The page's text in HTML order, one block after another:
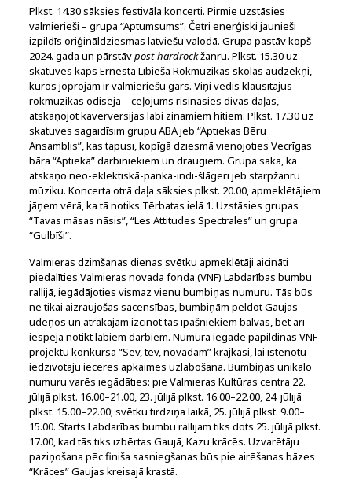
Plkst. 14.30 sāksies festivāla koncerti. Pirmie uzstāsies
valmierieši – grupa “Aptumsums”. Četri enerģiski jaunieši
izpildīs oriģināldziesmas latviešu valodā. Grupa pastāv kopš
2024. gada un pārstāvpost-hardrockžanru. Plkst. 15.30 uz
skatuves kāps Ernesta Lībieša Rokmūzikas skolas audzēkņi,
kuros joprojām ir valmieriešu gars. Viņi vedīs klausītājus
rokmūzikas odisejā – ceļojums risināsies divās daļās,
atskaņojot kaverversijas labi zināmiem hitiem. Plkst. 17.30 uz
skatuves sagaidīsim grupu ABA jeb “Aptiekas Bēru
Ansamblis”, kas tapusi, kopīgā dziesmā vienojoties Vecrīgas
bāra “Aptieka” darbiniekiem un draugiem. Grupa saka, ka
atskaņo neo-eklektiskā-panka-indi-šlāgeri jeb starpžanru
mūziku. Koncerta otrā daļa sāksies plkst. 20.00, apmeklētājiem
jāņem vērā, ka tā notiks Tērbatas ielā 1. Uzstāsies grupas
“Tavas māsas nāsis”, “Les Attitudes Spectrales” un grupa
“Gulbīši”.
Valmieras dzimšanas dienas svētku apmeklētāji aicināti
piedalīties Valmieras novada fonda (VNF) Labdarības bumbu
rallijā, iegādājoties vismaz vienu bumbiņas numuru. Tās būs
ne tikai aizraujošas sacensības, bumbiņām peldot Gaujas
ūdeņos un ātrākajām izcīnot tās īpašniekiem balvas, bet arī
iespēja notikt labiem darbiem. Numura iegāde papildinās VNF
projektu konkursa “Sev, tev, novadam” krājkasi, lai īstenotu
iedzīvotāju ieceres apkaimes uzlabošanā. Bumbiņas unikālo
numuru varēs iegādāties: pie Valmieras Kultūras centra 22.
jūlijā plkst. 16.00–21.00, 23. jūlijā plkst. 16.00–22.00, 24. jūlijā
plkst. 15.00–22.00; svētku tirdziņa laikā, 25. jūlijā plkst. 9.00–
15.00. Starts Labdarības bumbu rallijam tiks dots 25. jūlijā plkst.
17.00, kad tās tiks izbērtas Gaujā, Kazu krācēs. Uzvarētāju
paziņošana pēc finiša sasniegšanas būs pie airēšanas bāzes
“Krāces” Gaujas kreisajā krastā.